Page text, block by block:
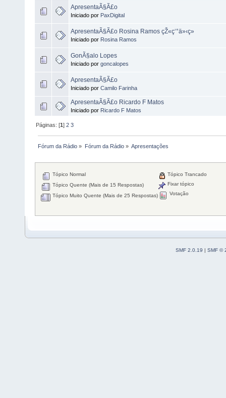
ApresentaÃ§Ã£o
Iniciado por PaxDigital
ApresentaÃ§Ã£o Rosina Ramos çŽ«ç‘°ä»‹ç»
Iniciado por Rosina Ramos
GonÃ§alo Lopes
Iniciado por goncalopes
ApresentaÃ§Ã£o
Iniciado por Camilo Farinha
ApresentaÃ§Ã£o Ricardo F Matos
Iniciado por Ricardo F Matos
Páginas: [1]2 3
Fórum da Rádio » Fórum da Rádio» Apresentações
Tópico Normal
Tópico Quente (Mais de 15 Respostas)
Tópico Muito Quente (Mais de 25 Respostas)
Tópico Trancado
Fixar tópico
Votação
SMF 2.0.19 | SMF ©